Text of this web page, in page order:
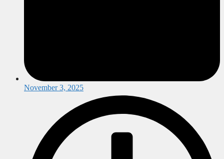
November 3, 2025